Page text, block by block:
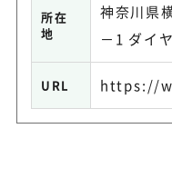
所在
地
神奈川県
－1 ダイ
URL https://